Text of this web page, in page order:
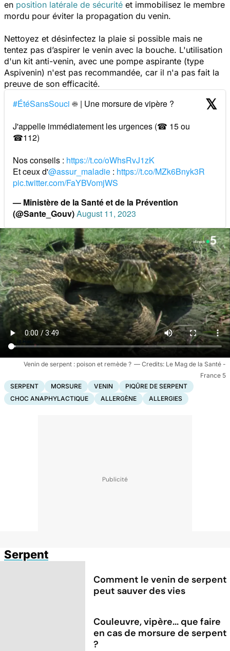
en position latérale de sécurité et immobilisez le membre
mordu pour éviter la propagation du venin.
Nettoyez et désinfectez la plaie si possible mais ne
tentez pas d’aspirer le venin avec la bouche. L'utilisation
d'un kit anti-venin, avec une pompe aspirante (type
Aspivenin) n'est pas recommandée, car il n'a pas fait la
preuve de son efficacité.
#ÉtéSansSouci ☀ | Une morsure de vipère ?
J'appelle immédiatement les urgences (☎ 15 ou
☎112)
Nos conseils : https://t.co/oWhsRvJ1zK
Et ceux d'@assur_maladie : https://t.co/MZk6Bnyk3R
pic.twitter.com/FaYBVomjWS
— Ministère de la Santé et de la Prévention
(@Sante_Gouv)August 11, 2023
Venin de serpent : poison et remède ?
Le Mag de la Santé -
France 5
SERPENT
MORSURE VENIN
PIQÛRE DE SERPENT
CHOC ANAPHYLACTIQUE
ALLERGÈNE ALLERGIES
Serpent
Comment le venin de serpent
peut sauver des vies
Couleuvre, vipère... que faire
en cas de morsure de serpent
?